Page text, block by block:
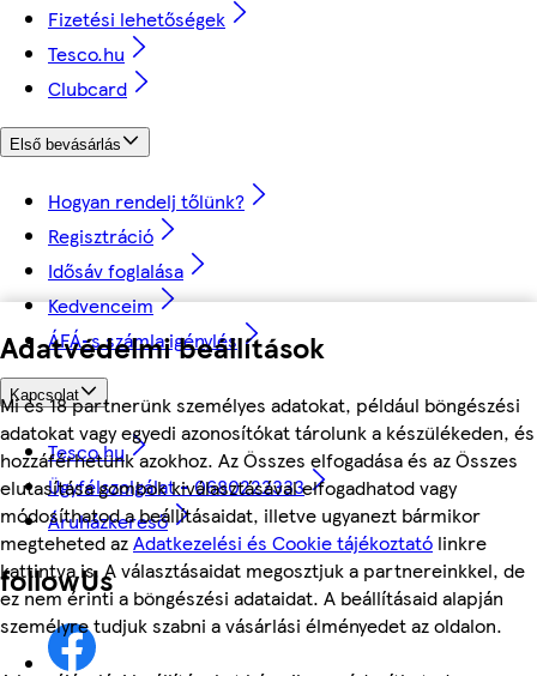
Adatvédelmi beállítások
Mi és 18 partnerünk személyes adatokat, például böngészési
adatokat vagy egyedi azonosítókat tárolunk a készülékeden, és
hozzáférhetünk azokhoz. Az Összes elfogadása és az Összes
elutasítása gombok kiválasztásával elfogadhatod vagy
módosíthatod a beállításaidat, illetve ugyanezt bármikor
megteheted azAdatkezelési és Cookie tájékoztató linkre
kattintva is. A választásaidat megosztjuk a partnereinkkel, de
ez nem érinti a böngészési adataidat. A beállításaid alapján
személyre tudjuk szabni a vásárlási élményedet az oldalon.
Fizetési lehetőségek
Tesco.hu
Clubcard
Első bevásárlás
Hogyan rendelj tőlünk?
Regisztráció
Idősáv foglalása
Kedvenceim
ÁFÁ-s számla igénylés
Kapcsolat
Tesco.hu
Ügyfélszolgálat - 0680222333
Áruházkereső
followUs